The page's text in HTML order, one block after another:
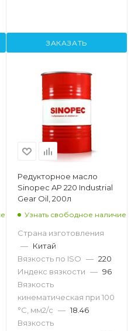
ЗАКАЗАТЬ
Редукторное масло
Sinopec AP 220 Industrial
Gear Oil, 200л
Узнать свободное наличие
Страна изготовления
— Китай
Вязкость по ISO — 220
Индекс вязкости — 96
Вязкость
кинематическая при 100
°С, мм2/с — 18.46
Вязкость